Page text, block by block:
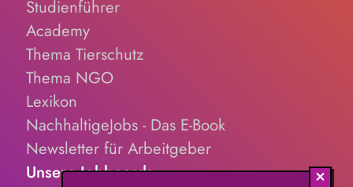
Studienführer
Academy
Thema Tierschutz
Thema NGO
Lexikon
NachhaltigeJobs - Das E-Book
Newsletter für Arbeitgeber
Unsere Jobboards